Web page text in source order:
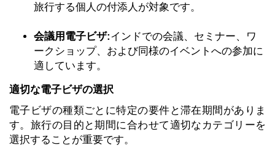
旅行する個人の付添人が対象です。
会議用電子ビザ:インドでの会議、セミナー、ワ
ークショップ、および同様のイベントへの参加に
適しています。
適切な電子ビザの選択
電子ビザの種類ごとに特定の要件と滞在期間がありま
す。旅行の目的と期間に合わせて適切なカテゴリーを
選択することが重要です。